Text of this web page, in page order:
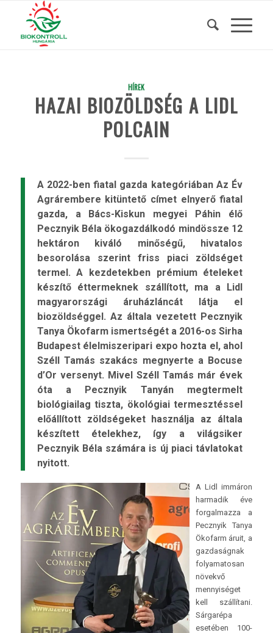
HÍREK
HAZAI BIOZÖLDSÉG A LIDL
POLCAIN
A 2022-ben fiatal gazda kategóriában Az Év
Agrárembere kitüntető címet elnyerő fiatal
gazda, a Bács-Kiskun megyei Páhin élő
Pecznyik Béla ökogazdálkodó mindössze 12
hektáron kiváló minőségű, hivatalos
besorolása szerint friss piaci zöldséget
termel. A kezdetekben prémium ételeket
készítő éttermeknek szállított, ma a Lidl
magyarországi áruházláncát látja el
biozöldséggel. Az általa vezetett Pecznyik
Tanya Ökofarm ismertségét a 2016-os Sirha
Budapest élelmiszeripari expo hozta el, ahol
Széll Tamás szakács megnyerte a Bocuse
d’Or versenyt. Mivel Széll Tamás már évek
óta a Pecznyik Tanyán megtermelt
biológiailag tiszta, ökológiai termesztéssel
előállított zöldségeket használja az általa
készített ételekhez, így a világsiker
Pecznyik Béla számára is új piaci távlatokat
nyitott.
A Lidl immáron
harmadik éve
forgalmazza a
Pecznyik Tanya
Ökofarm áruit, a
gazdaságnak
folyamatosan
növekvő
mennyiséget
kell szállítani.
Sárgarépa
esetében 100-